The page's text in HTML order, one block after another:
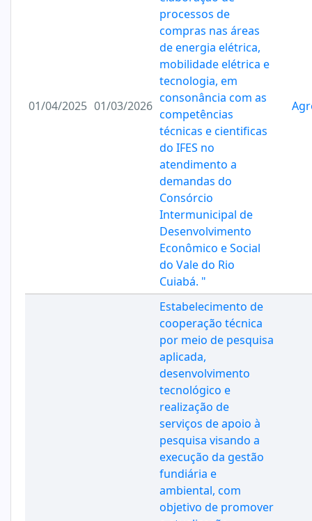
01/04/2025 01/03/2026
processos de
compras nas áreas
de energia elétrica,
mobilidade elétrica e
tecnologia, em
consonância com as
competências
técnicas e cientificas
do IFES no
atendimento a
demandas do
Consórcio
Intermunicipal de
Desenvolvimento
Econômico e Social
do Vale do Rio
Cuiabá. "
Estabelecimento de
cooperação técnica
por meio de pesquisa
aplicada,
desenvolvimento
tecnológico e
realização de
serviços de apoio à
pesquisa visando a
execução da gestão
fundiária e
ambiental, com
objetivo de promover